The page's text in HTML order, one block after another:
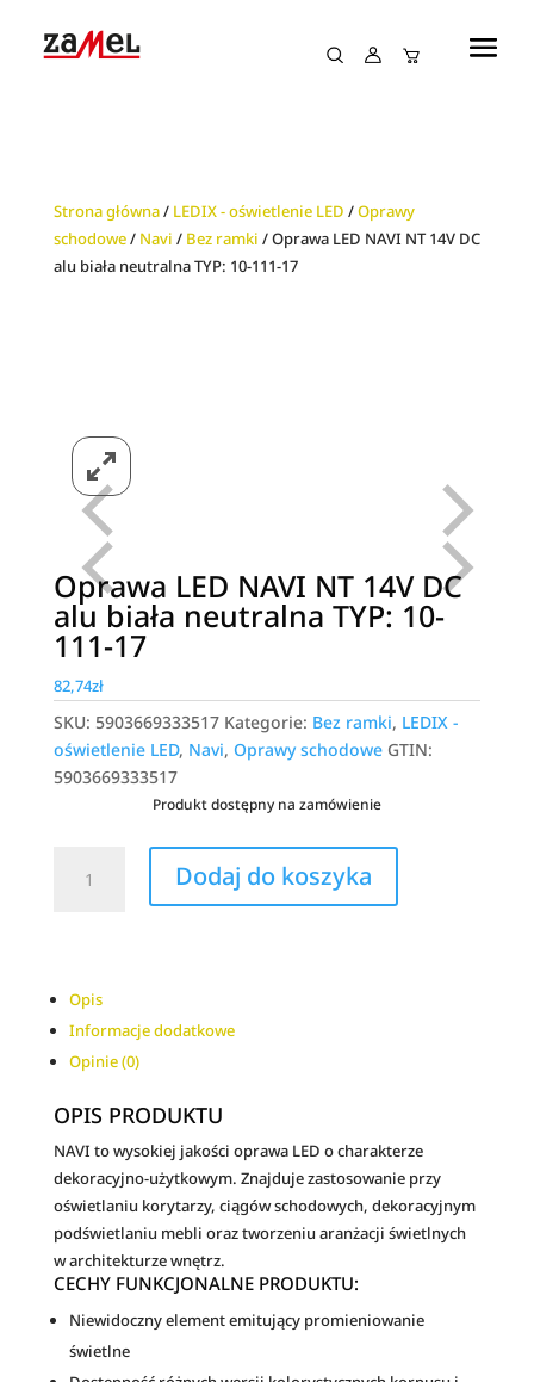
Strona główna/ LEDIX - oświetlenie LED /Oprawy
schodowe/ Navi / Bez ramki / Oprawa LED NAVI NT 14V DC
alu biała neutralna TYP: 10-111-17
Oprawa LED NAVI NT 14V DC
alu biała neutralna TYP: 10-
111-17
82,74zł
SKU: 5903669333517 Kategorie: Bez ramki, LEDIX -
oświetlenie LED, Navi, Oprawy schodowe GTIN:
5903669333517
Produkt dostępny na zamówienie
Oprawa
14V
DC
alu
biała
neutralna
10-
111-
17
Dodaj do koszyka
Opis
Informacje dodatkowe
Opinie (0)
OPIS PRODUKTU
NAVI to wysokiej jakości oprawa LED o charakterze
dekoracyjno-użytkowym. Znajduje zastosowanie przy
oświetlaniu korytarzy, ciągów schodowych, dekoracyjnym
podświetlaniu mebli oraz tworzeniu aranżacji świetlnych
w architekturze wnętrz.
CECHY FUNKCJONALNE PRODUKTU:
Niewidoczny element emitujący promieniowanie
świetlne